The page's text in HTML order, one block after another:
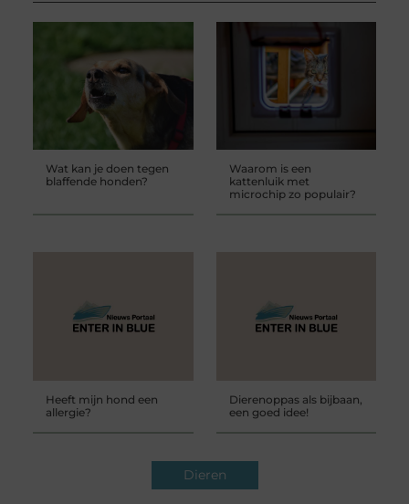
Wat kan je doen tegen
blaffende honden?
Waarom is een
kattenluik met
microchip zo populair?
Heeft mijn hond een
allergie?
Dierenoppas als bijbaan,
een goed idee!
Dieren